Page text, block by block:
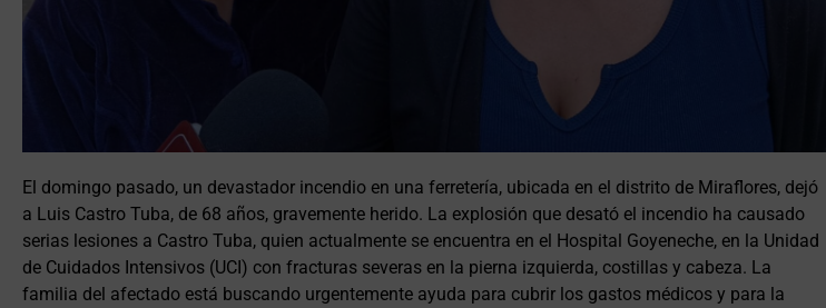
El domingo pasado, un devastador incendio en una ferretería, ubicada en el distrito de Miraflores, dejó
a Luis Castro Tuba, de 68 años, gravemente herido. La explosión que desató el incendio ha causado
serias lesiones a Castro Tuba, quien actualmente se encuentra en el Hospital Goyeneche, en la Unidad
de Cuidados Intensivos (UCI) con fracturas severas en la pierna izquierda, costillas y cabeza. La
familia del afectado está buscando urgentemente ayuda para cubrir los gastos médicos y para la